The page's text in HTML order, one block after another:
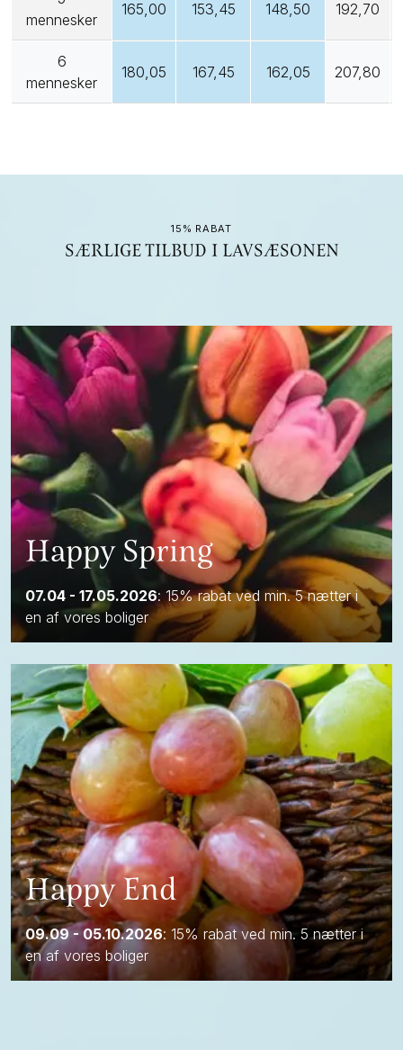
mennesker
165,00 153,45 148,50 192,70
6
mennesker
180,05 167,45 162,05 207,80
15% RABAT
SÆRLIGE TILBUD I LAVSÆSONEN
Happy Spring
07.04 - 17.05.2026: 15% rabat ved min. 5 nætter i
en af vores boliger
Happy End
09.09 - 05.10.2026: 15% rabat ved min. 5 nætter i
en af vores boliger